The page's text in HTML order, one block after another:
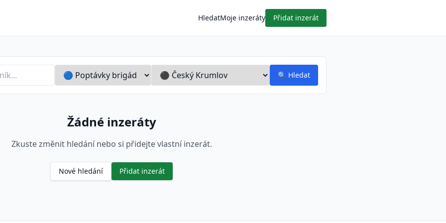
HledatMoje inzeráty Přidat inzerát
🔍 Hledat
Žádné inzeráty
Zkuste změnit hledání nebo si přidejte vlastní inzerát.
Nové hledání Přidat inzerát